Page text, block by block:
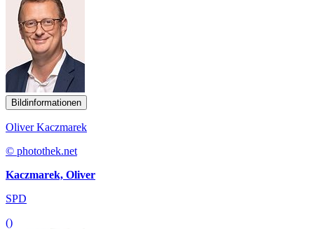
Bildinformationen
Oliver Kaczmarek
© photothek.net
Kaczmarek, Oliver
SPD
()